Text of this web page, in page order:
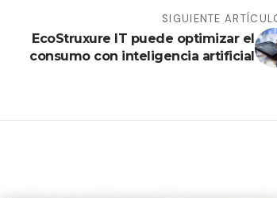
SIGUIENTE
EcoStruxure IT puede optimizar el
consumo con inteligencia artificial